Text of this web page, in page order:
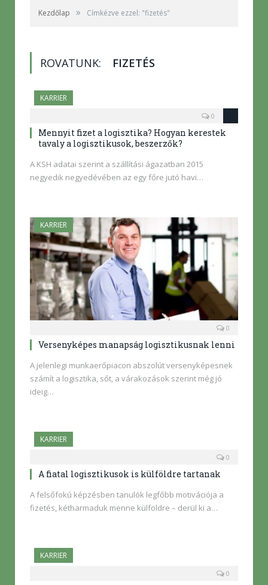
Kezdőlap » Címkézve ezzel: "fizetés"
ROVATUNK: FIZETÉS
KARRIER
0
Mennyit fizet a logisztika? Hogyan kerestek
tavaly a logisztikusok, beszerzők?
A KSH adatai szerint a szállítási ágazatban 2015
negyedik negyedévében az egy főre jutó havi…
KARRIER
0
Versenyképes manapság logisztikusnak lenni
A jelenlegi munkaerőpiacon abszolút versenyképesnek
számít a logisztika, sőt, a várakozások szerint még jó
ideig…
KARRIER
0
A fiatal logisztikusok is külföldre tartanak
A felsőfokú képzésben tanulók legfőbb motivációja a
fizetés, kétharmaduk menne külföldre – derül ki a…
KARRIER
0